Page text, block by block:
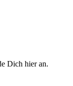
Dich hier an.